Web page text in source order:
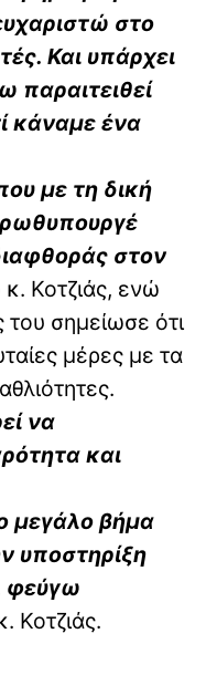
στο
Και υπάρχει
παραιτειθεί
κάναμε ένα
με τη δική
στον
Κοτζιάς, ενώ
του σημείωσε ότι
μέρες με τα
να
και
μεγάλο βήμα
υποστηρίξη
φεύγω
Κοτζιάς.